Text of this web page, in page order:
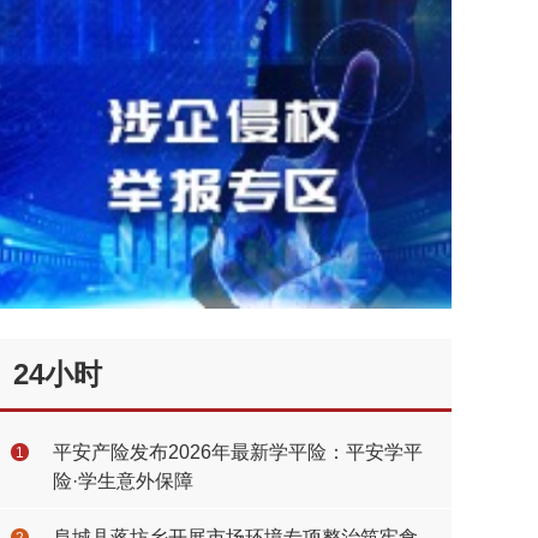
24小时
1
平安产险发布2026年最新学平险：平安学平
险·学生意外保障